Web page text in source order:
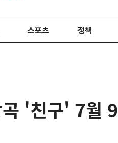
스포츠 정책
'친구' 7월 9